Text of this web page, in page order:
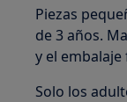
Piezas
de 3 años.
y el
Solo los